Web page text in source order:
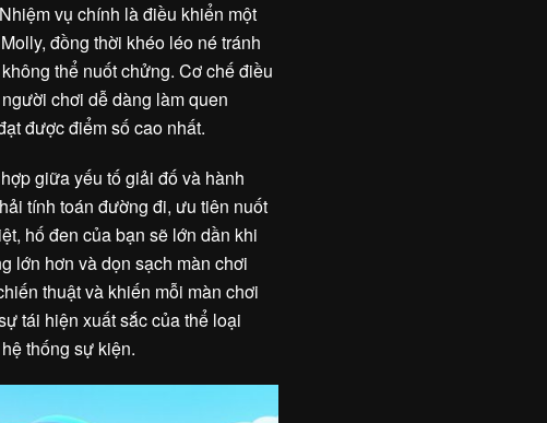
vụ chính là điều khiển một
đồng thời khéo léo né tránh
thể nuốt chửng. Cơ chế điều
chơi dễ dàng làm quen
được điểm số cao nhất.
giữa yếu tố giải đố và hành
tính toán đường đi, ưu tiên nuốt
hố đen của bạn sẽ lớn dần khi
lớn hơn và dọn sạch màn chơi
thuật và khiến mỗi màn chơi
tái hiện xuất sắc của thể loại
thống sự kiện.